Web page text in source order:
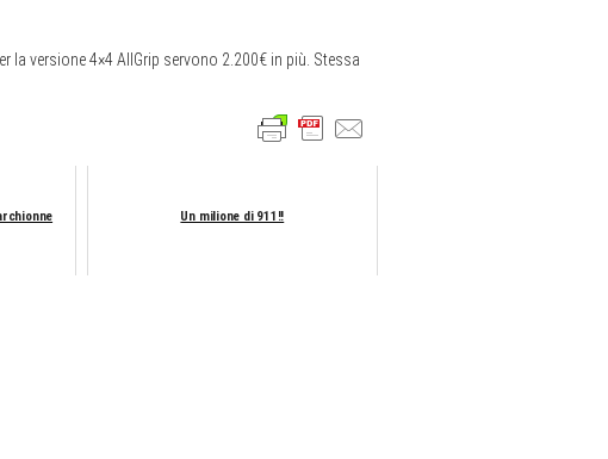
la versione 4×4 AllGrip servono 2.200€ in più. Stessa
Un milione di 911!!